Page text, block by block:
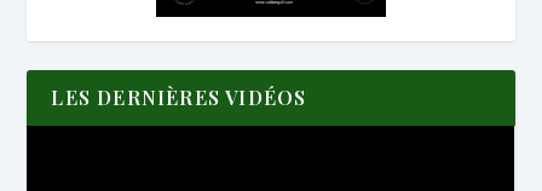
LES DERNIÈRES VIDÉOS